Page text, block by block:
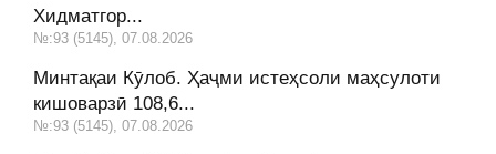
Хидматгор...
№:93 (5145), 07.08.2026
Минтақаи Кӯлоб. Ҳаҷми истеҳсоли маҳсулоти
кишоварзӣ 108,6...
№:93 (5145), 07.08.2026